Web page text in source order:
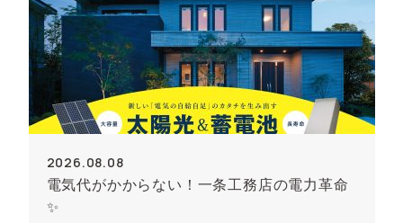
2026.08.08
電気代がかからない！一条工務店の電力革命
✨